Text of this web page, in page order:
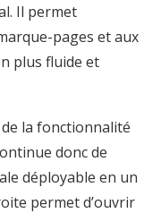
Il permet
pages et aux
plus fluide et
la fonctionnalité
donc de
déployable en un
permet d’ouvrir